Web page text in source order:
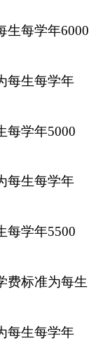
生每学年6000
每生每学年
每学年5000
每生每学年
每学年5500
费标准为每生
每生每学年